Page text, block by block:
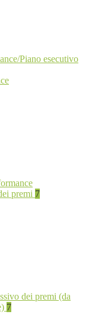
Piano esecutivo
premi 7
dei premi (da
7